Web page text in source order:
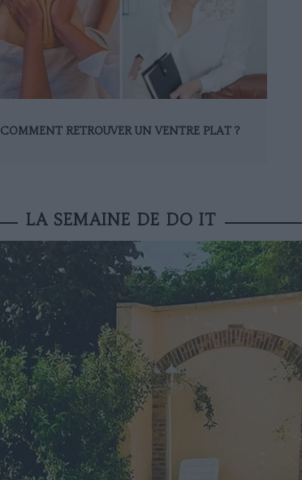
COMMENT RETROUVER UN VENTRE PLAT ?
LA SEMAINE DE DO IT